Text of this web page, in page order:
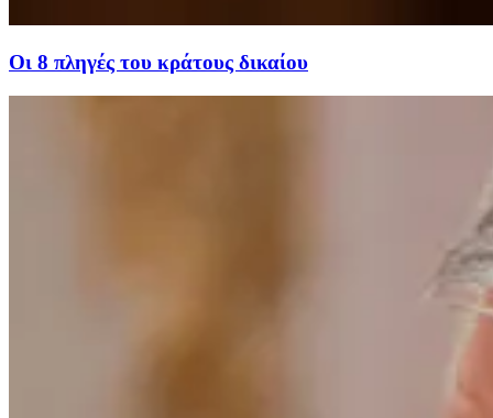
Οι 8 πληγές του κράτους δικαίου